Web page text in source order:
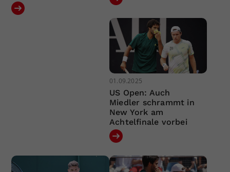
01.09.2025
US Open: Auch
Miedler schrammt in
New York am
Achtelfinale vorbei